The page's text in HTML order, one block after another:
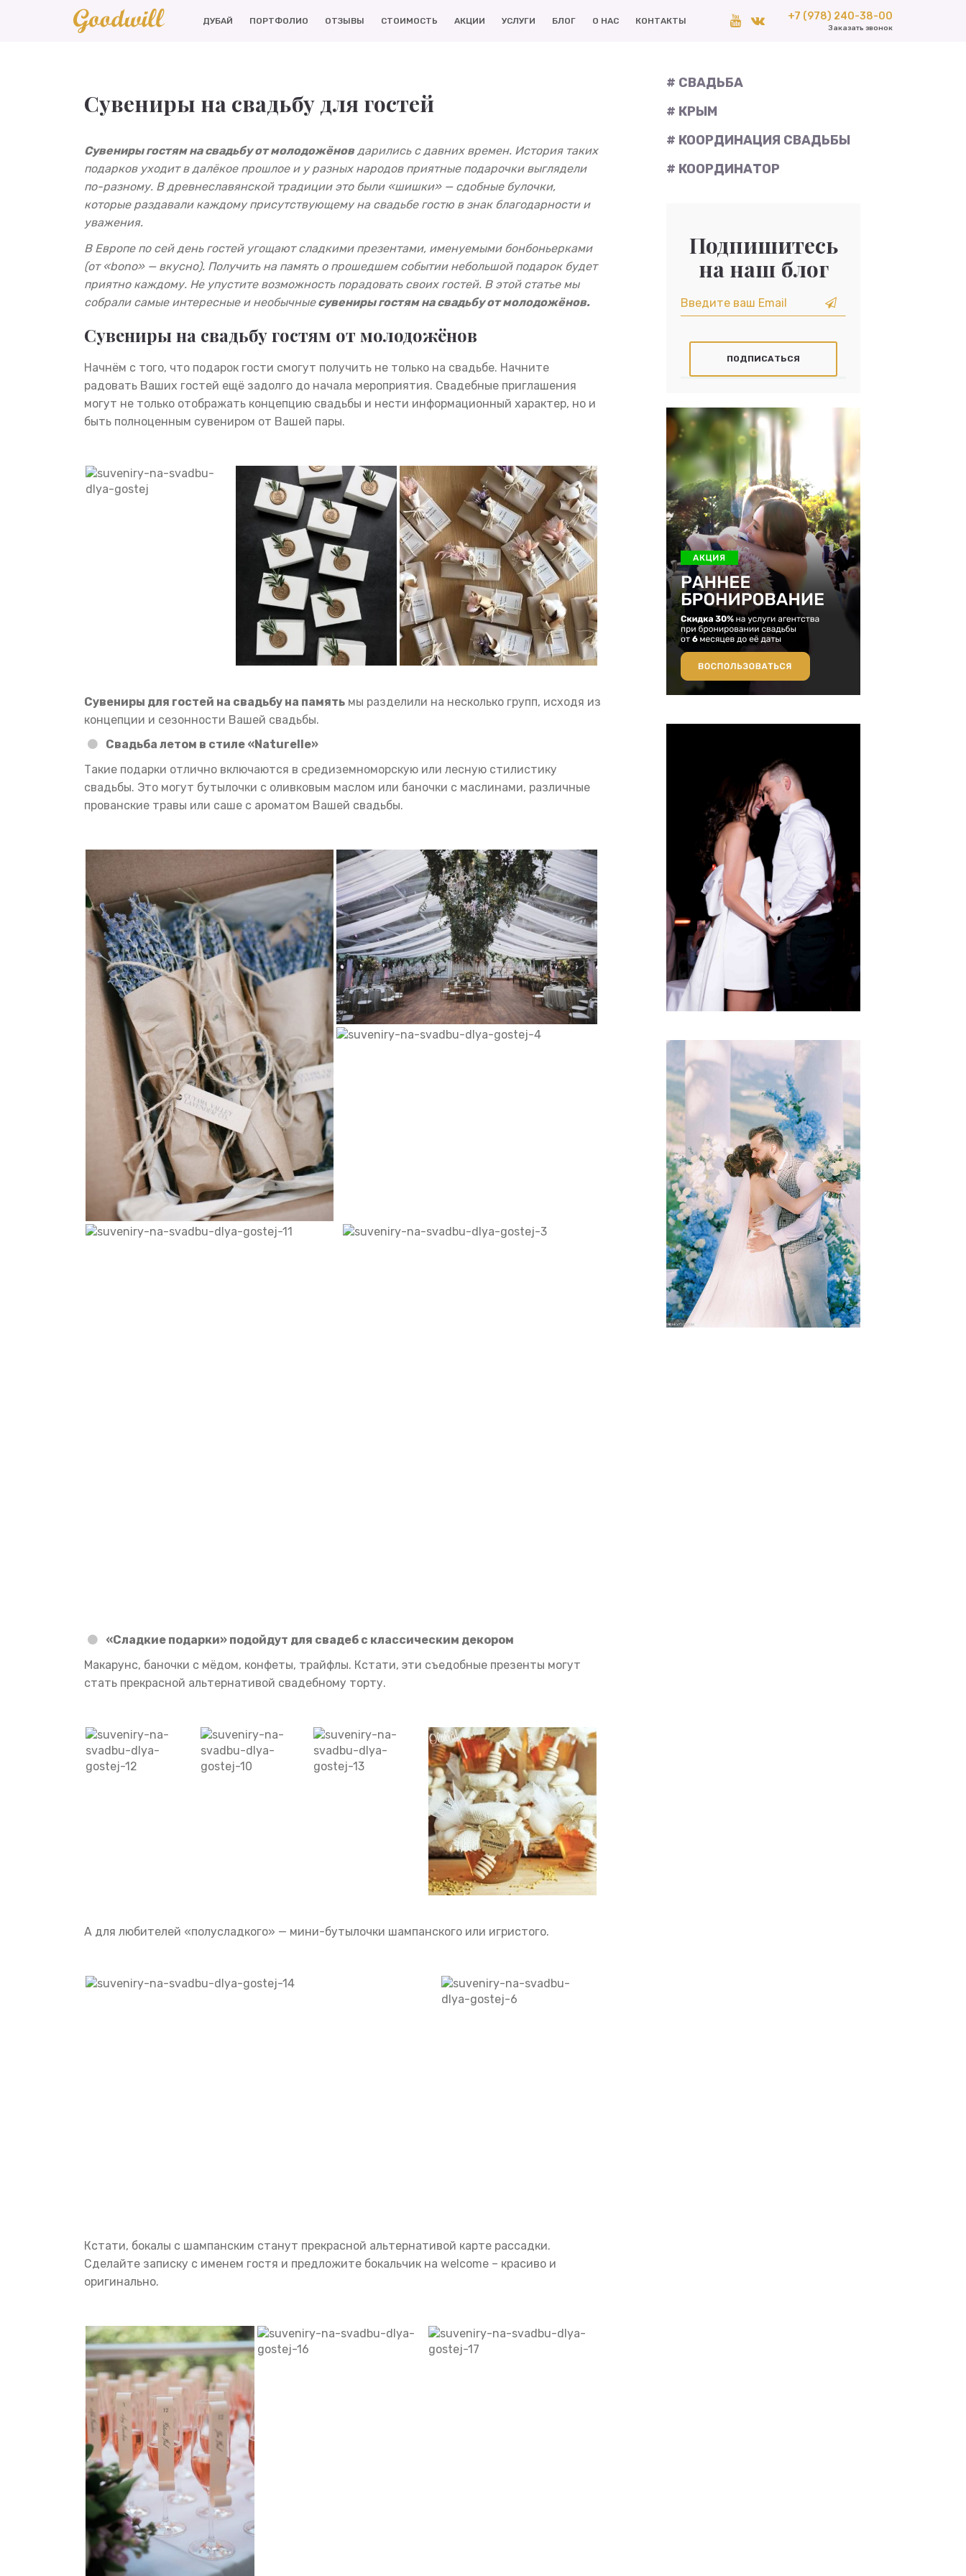
ДУБАЙ ПОРТФОЛИО ОТЗЫВЫ СТОИМОСТЬ АКЦИИ УСЛУГИ БЛОГ О НАС КОНТАКТЫ +7 (978) 240-38-00
Заказать звонок
Сувениры на свадьбу для гостей
Сувениры гостям на свадьбу от молодожёновдарились с давних времен. История таких
подарков уходит в далёкое прошлое и у разных народов приятные подарочки выглядели
по-разному. В древнеславянской традиции это были «шишки» — сдобные булочки,
которые раздавали каждому присутствующему на свадьбе гостю в знак благодарности и
уважения.
В Европе по сей день гостей угощают сладкими презентами, именуемыми бонбоньерками
(от «bono» — вкусно). Получить на память о прошедшем событии небольшой подарок будет
приятно каждому. Не упустите возможность порадовать своих гостей. В этой статье мы
собрали самые интересные и необычныесувениры гостям на свадьбу от молодожёнов.
Сувениры на свадьбу гостям от молодожёнов
Начнём с того, что подарок гости смогут получить не только на свадьбе. Начните
радовать Ваших гостей ещё задолго до начала мероприятия. Свадебные приглашения
могут не только отображать концепцию свадьбы и нести информационный характер, но и
быть полноценным сувениром от Вашей пары.
Сувениры для гостей на свадьбу на память мы разделили на несколько групп, исходя из
концепции и сезонности Вашей свадьбы.
Свадьба летом в стиле «Naturelle»‎
Такие подарки отлично включаются в средиземноморскую или лесную стилистику
свадьбы. Это могут бутылочки с оливковым маслом или баночки с маслинами, различные
прованские травы или саше с ароматом Вашей свадьбы.
«Сладкие подарки» подойдут для свадеб с классическим декором
Макарунс, баночки с мёдом, конфеты, трайфлы. Кстати, эти съедобные презенты могут
стать прекрасной альтернативой свадебному торту.
А для любителей «полусладкого» — мини-бутылочки шампанского или игристого.
Кстати, бокалы с шампанским станут прекрасной альтернативой карте рассадки.
Сделайте записку с именем гостя и предложите бокальчик на welcome – красиво и
оригинально.
# СВАДЬБА
# КРЫМ
# КООРДИНАЦИЯ СВАДЬБЫ
# КООРДИНАТОР
Подпишитесь
на наш блог
ПОДПИСАТЬСЯ